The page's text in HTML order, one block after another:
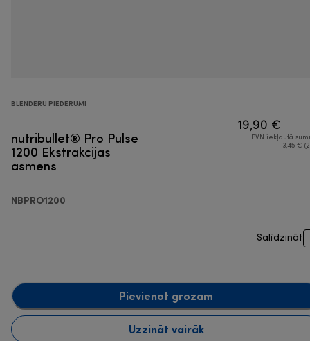
BLENDERU PIEDERUMI
nutribullet® Pro Pulse
1200 Ekstrakcijas
asmens
NBPRO1200
19,90 €
PVN iekļautā
3,45 €
Salīdzināt
Pievienot grozam
Uzzināt vairāk